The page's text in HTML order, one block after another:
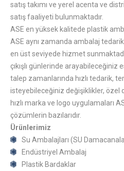
satış takımı ve yerel acenta ve
satış faaliyeti bulunmaktadır.
ASE en yüksek kalitede plastik
ASE aynı zamanda ambalaj
en üst seviyede hizmet
çıkışlı günlerinde arayabileceğiniz
talep zamanlarında hızlı tedarik,
isteyebileceğiniz değişiklikler, özel
hızlı marka ve logo uygulamaları
çözümlerin bazılarıdır.
Ürünlerimiz
Su Ambalajları (SU
Endüstriyel Ambalaj
Plastik Bardaklar